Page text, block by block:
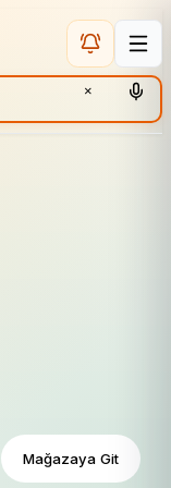
×
Mağazaya Git